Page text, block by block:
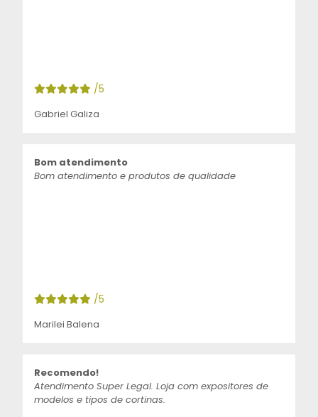
/5
Gabriel Galiza
Bom atendimento
Bom atendimento e produtos de qualidade
/5
Marilei Balena
Recomendo!
Atendimento Super Legal. Loja com expositores de
modelos e tipos de cortinas.